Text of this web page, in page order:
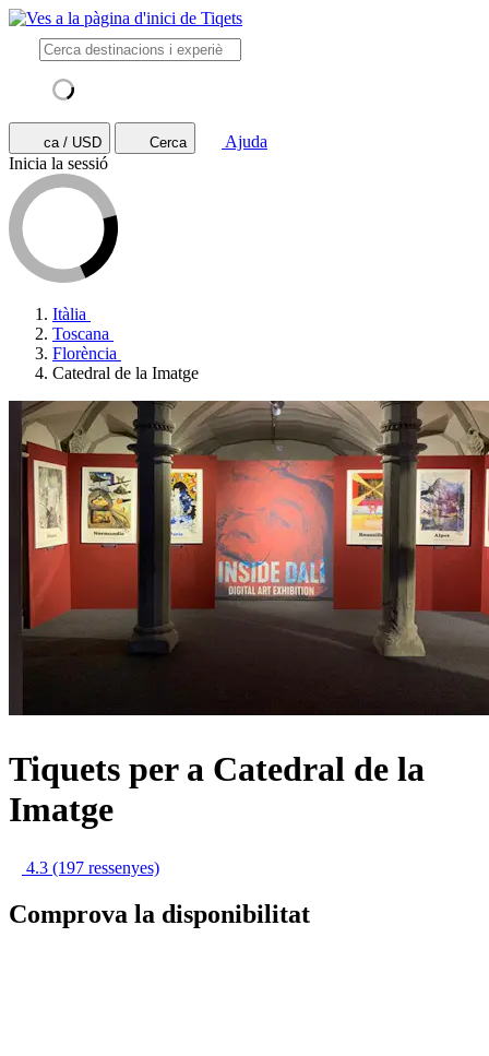
ca / USD Cerca
Ajuda
Inicia la sessió
Itàlia
Toscana
Florència
Catedral de la Imatge
Tiquets per a Catedral de la
Imatge
4.3 (197 ressenyes)
Comprova la disponibilitat